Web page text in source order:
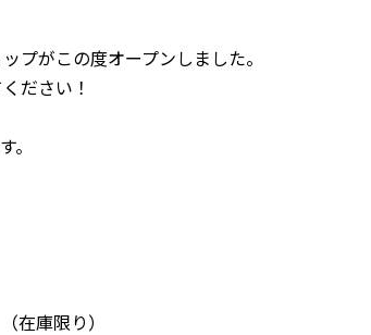
プがこの度オープンしました。
ださい！
。
在庫限り）